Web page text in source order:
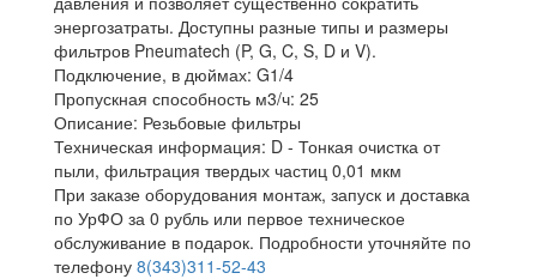
энергозатраты. Доступны разные типы и размеры
фильтров Pneumatech (P, G, C, S, D и V).
Подключение, в дюймах: G1/4
Пропускная способность м3/ч: 25
Описание: Резьбовые фильтры
Техническая информация: D - Тонкая очистка от
пыли, фильтрация твердых частиц 0,01 мкм
При заказе оборудования монтаж, запуск и доставка
по УрФО за 0 рубль или первое техническое
обслуживание в подарок. Подробности уточняйте по
телефону 8(343)311-52-43